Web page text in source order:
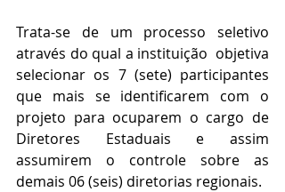
Trata-se de um processo seletivo
através do qual a instituição  objetiva
selecionar os 7 (sete) participantes
que mais se identificarem com o
projeto para ocuparem o cargo de
Diretores Estaduais e assim
assumirem o controle sobre as
demais 06 (seis) diretorias regionais.